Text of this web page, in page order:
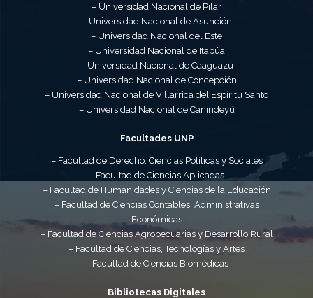
– Universidad Nacional de Pilar
– Universidad Nacional de Asunción
– Universidad Nacional del Este
– Universidad Nacional de Itapúa
– Universidad Nacional de Caaguazú
– Universidad Nacional de Concepción
– Universidad Nacional de Villarrica del Espíritu Santo
– Universidad Nacional de Canindeyú
Facultades UNP
– Facultad de Derecho, Ciencias Políticas y Sociales
– Facultad de Ciencias Aplicadas
– Facultad de Humanidades y Ciencias de la Educación
– Facultad de Ciencias Contables, Administrativas
Económicas
– Facultad de Ciencias Agropecuarias y Desarrollo Rural
– Facultad de Ciencias, Tecnologías y Artes
– Facultad de Ciencias Biomédicas
Bibliotecas Digitales